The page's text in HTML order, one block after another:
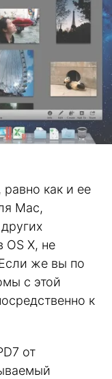
как и ее
Mac,
OS X, не
же вы по
с этой
к
от